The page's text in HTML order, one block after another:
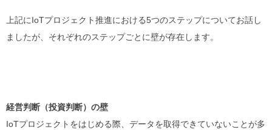
上記にIoTプロジェクト推進における5つのステップについてお話し
ましたが、それぞれのステップごとに壁が存在します。
経営判断（投資判断）の壁
IoTプロジェクトをはじめる際、データを取得できていないことが多